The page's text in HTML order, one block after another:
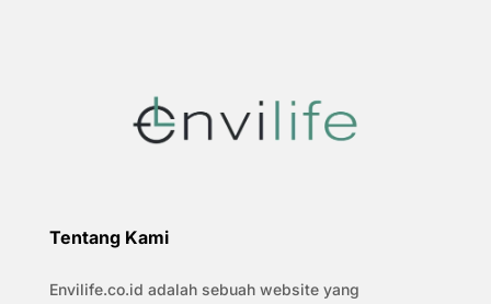
Tentang Kami
Envilife.co.id adalah sebuah website yang